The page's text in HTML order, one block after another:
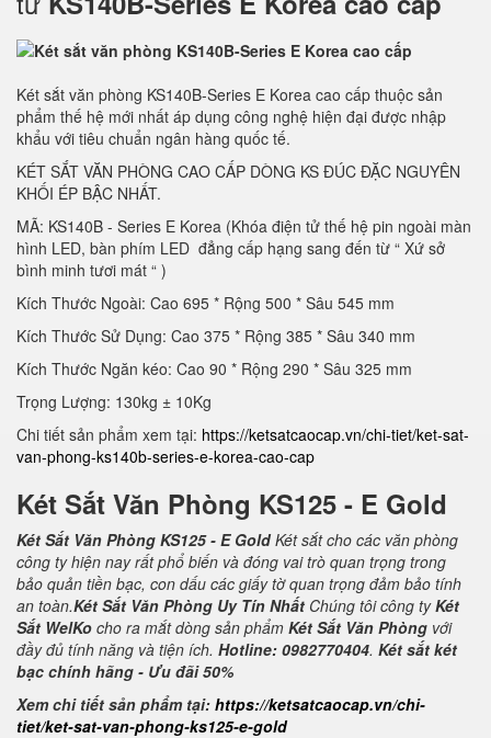
Két sắt văn phòng KS140B-Series E Korea cao cấp thuộc sản
phẩm thế hệ mới nhất áp dụng công nghệ hiện đại được nhập
khẩu với tiêu chuẩn ngân hàng quốc tế.
KÉT SẮT VĂN PHÒNG CAO CẤP DÒNG KS ĐÚC ĐẶC NGUYÊN
KHỐI ÉP BẬC NHẤT.
MÃ: KS140B - Series E Korea (Khóa điện tử thế hệ pin ngoài màn
hình LED, bàn phím LED đẳng cấp hạng sang đến từ “ Xứ sở
bình minh tươi mát “ )
Kích Thước Ngoài: Cao 695 * Rộng 500 * Sâu 545 mm
Kích Thước Sử Dụng: Cao 375 * Rộng 385 * Sâu 340 mm
Kích Thước Ngăn kéo: Cao 90 * Rộng 290 * Sâu 325 mm
Trọng Lượng: 130kg ± 10Kg
Chi tiết sản phẩm xem tại: https://ketsatcaocap.vn/chi-tiet/ket-sat-
van-phong-ks140b-series-e-korea-cao-cap
Két Sắt Văn Phòng KS125 - E Gold
Két Sắt Văn Phòng KS125 - E GoldKét sắt cho các văn phòng
công ty hiện nay rất phổ biến và đóng vai trò quan trọng trong
bảo quản tiền bạc, con dấu các giấy tờ quan trọng đảm bảo tính
an toàn.Két Sắt Văn Phòng Uy Tín Nhất Chúng tôi công tyKét
Sắt WelKo cho ra mắt dòng sản phẩm Két Sắt Văn Phòng với
đầy đủ tính năng và tiện ích. Hotline: 0982770404. Két sắt két
bạc chính hãng - Ưu đãi 50%
Xem chi tiết sản phẩm tại: https://ketsatcaocap.vn/chi-
tiet/ket-sat-van-phong-ks125-e-gold